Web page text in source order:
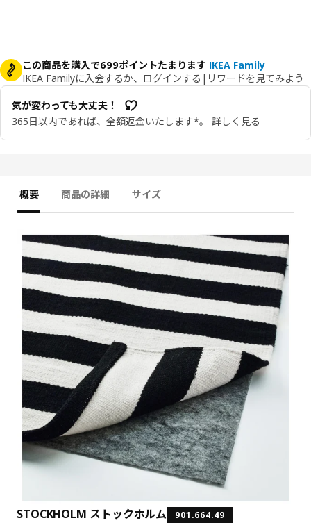
この商品を購入で699ポイントたまります IKEA Family
IKEA Familyに入会するか、ログインする | リワードを見てみよう
気が変わっても大丈夫！
365日以内であれば、全額返金いたします*。
詳しく見る
概要 商品の詳細 サイズ
STOCKHOLM ストックホルム 901.664.49